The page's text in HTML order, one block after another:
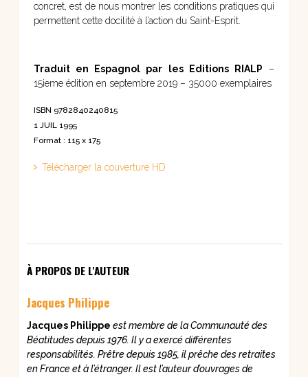
concret, est de nous montrer les conditions pratiques qui
permettent cette docilité à l’action du Saint-Esprit.
Traduit en Espagnol par les Editions RIALP –
15ieme édition en septembre 2019 – 35000 exemplaires
ISBN 9782840240815
1 JUIL 1995
Format : 115 x 175
Télécharger la couverture HD
À PROPOS DE L'AUTEUR
Jacques Philippe
Jacques Philippe est membre de la Communauté des
Béatitudes depuis 1976. Il y a exercé différentes
responsabilités. Prêtre depuis 1985, il prêche des retraites
en France et à l’étranger. Il est l’auteur d’ouvrages de